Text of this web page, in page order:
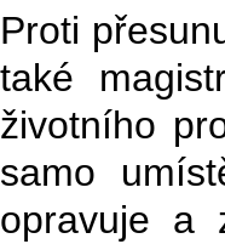
Proti
také
životního
samo
opravuje a